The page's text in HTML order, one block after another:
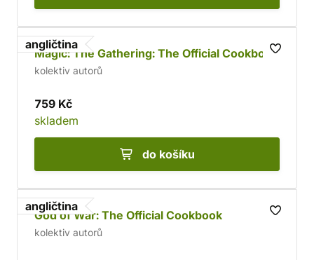
angličtina
Magic: The Gathering: The Official Cookbook
kolektiv autorů
759 Kč
skladem
do košíku
angličtina
God of War: The Official Cookbook
kolektiv autorů